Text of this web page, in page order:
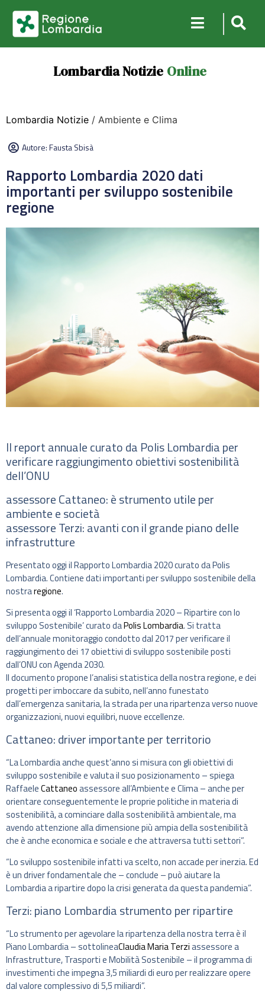
Lombardia Notizie Online
Lombardia Notizie / Ambiente e Clima
Autore:Fausta Sbisà
Rapporto Lombardia 2020 dati
importanti per sviluppo sostenibile
regione
Il report annuale curato da Polis Lombardia per
verificare raggiungimento obiettivi sostenibilità
dell’ONU
assessore Cattaneo: è strumento utile per
ambiente e società
assessore Terzi: avanti con il grande piano delle
infrastrutture
Presentato oggi il Rapporto Lombardia 2020 curato da Polis
Lombardia. Contiene dati importanti per sviluppo sostenibile della
nostraregione.
Si presenta oggi il ‘Rapporto Lombardia 2020 – Ripartire con lo
sviluppo Sostenibile’ curato daPolis Lombardia. Si tratta
dell’annuale monitoraggio condotto dal 2017 per verificare il
raggiungimento dei 17 obiettivi di sviluppo sostenibile posti
dall’ONU con Agenda 2030.
Il documento propone l’analisi statistica della nostra regione, e dei
progetti per imboccare da subito, nell’anno funestato
dall’emergenza sanitaria, la strada per una ripartenza verso nuove
organizzazioni, nuovi equilibri, nuove eccellenze.
Cattaneo: driver importante per territorio
“La Lombardia anche quest’anno si misura con gli obiettivi di
sviluppo sostenibile e valuta il suo posizionamento – spiega
RaffaeleCattaneoassessore all’Ambiente e Clima – anche per
orientare conseguentemente le proprie politiche in materia di
sostenibilità, a cominciare dalla sostenibilità ambientale, ma
avendo attenzione alla dimensione più ampia della sostenibilità
che è anche economica e sociale e che attraversa tutti settori”.
“Lo sviluppo sostenibile infatti va scelto, non accade per inerzia. Ed
è un driver fondamentale che – conclude – può aiutare la
Lombardia a ripartire dopo la crisi generata da questa pandemia”.
Terzi: piano Lombardia strumento per ripartire
“Lo strumento per agevolare la ripartenza della nostra terra è il
Piano Lombardia – sottolineaClaudia Maria Terziassessore a
Infrastrutture, Trasporti e Mobilità Sostenibile – il programma di
investimenti che impegna 3,5 miliardi di euro per realizzare opere
dal valore complessivo di 5,5 miliardi”.